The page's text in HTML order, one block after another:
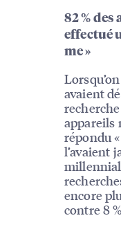
82 %
effectué
me »
avaient
appareils
répondu «
l’avaient
encore
contre 8